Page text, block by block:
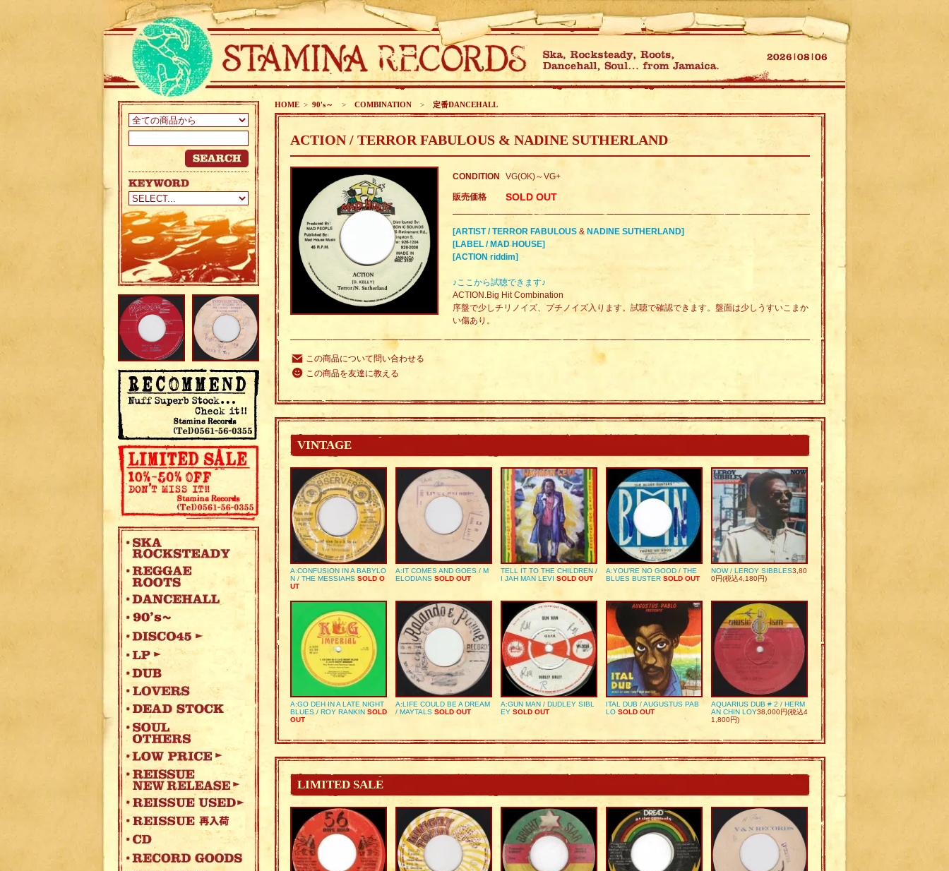
HOME > 90's～ > COMBINATION > 定番DANCEHALL
ACTION / TERROR FABULOUS & NADINE SUTHERLAND
CONDITION VG(OK)～VG+
販売価格 SOLD OUT
[ARTIST / TERROR FABULOUS & NADINE SUTHERLAND]
[LABEL / MAD HOUSE]
[ACTION riddim]
♪ここから試聴できます♪
ACTION.Big Hit Combination
序盤で少しチリノイズ、プチノイズ入ります。試聴で確認できます。盤面は少しうすいこまか
い傷あり。
この商品について問い合わせる
この商品を友達に教える
VINTAGE
A:CONFUSION IN A BABYLO
N / THE MESSIAHS SOLD O
UT
A:IT COMES AND GOES / M
ELODIANS SOLD OUT
TELL IT TO THE CHILDREN /
I JAH MAN LEVI SOLD OUT
A:YOU’RE NO GOOD / THE
BLUES BUSTER SOLD OUT
NOW / LEROY SIBBLES3,80
0円(税込4,180円)
A:GO DEH IN A LATE NIGHT
BLUES / ROY RANKIN SOLD
OUT
A:LIFE COULD BE A DREAM
/ MAYTALS SOLD OUT
A:GUN MAN / DUDLEY SIBL
EY SOLD OUT
ITAL DUB / AUGUSTUS PAB
LO SOLD OUT
AQUARIUS DUB # 2 / HERM
AN CHIN LOY38,000円(税込4
1,800円)
LIMITED SALE